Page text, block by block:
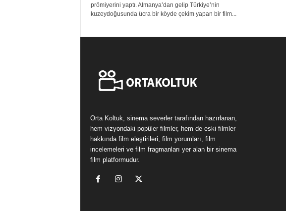
prömiyerini yaptı. Almanya’dan gelip Türkiye’nin
kuzeydoğusunda ücra bir köyde çekim yapan bir film...
Orta Koltuk, sinema severler tarafından hazırlanan,
hem vizyondaki popüler filmler, hem de eski filmler
hakkında film eleştirileri, film yorumları, film
incelemeleri ve film fragmanları yer alan bir sinema
film platformudur.